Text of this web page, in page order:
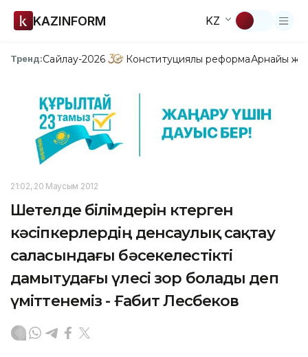
KAZINFORM KZ
Тренд:Сайлау-2026 Конституциялық реформаАрнайы
21:02, 20 Маусым 2012
Шетелде білімдерін көтерген
кәсіпкерлердің денсаулық сақтау
саласындағы бәсекелестікті
дамытудағы үлесі зор болады деп
үміттенеміз - Ғабит Лесбеков